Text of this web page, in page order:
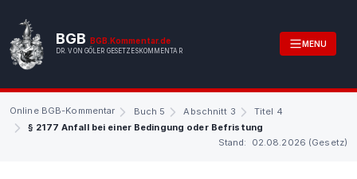
BGB BGB.Kommentar.de
DR. VON GÖLER GESETZESKOMMENTAR
MENU
Online BGB-Kommentar Buch 5 Abschnitt 3
Titel 4
§ 2177 Anfall bei einer Bedingung oder Befristung
Stand: 02.08.2026 (Gesetz)